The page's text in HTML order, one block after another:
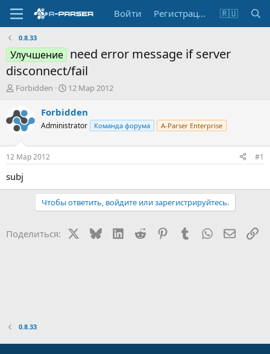
Войти Регистрация 🇷🇺
0.8.33
Улучшение need error message if server
disconnect/fail
А
т
о
р
т
е
м
ы
Forbidden
Д
т
н
а
12 Мар 2012
Forbidden
Administrator Команда форума A-Parser Enterprise
12 Мар 2012 #1
subj
Чтобы ответить, войдите или зарегистрируйтесь.
Поделиться: BlueskyLinkedIn
Reddit PinterestTumblr WhatsApp
0.8.33